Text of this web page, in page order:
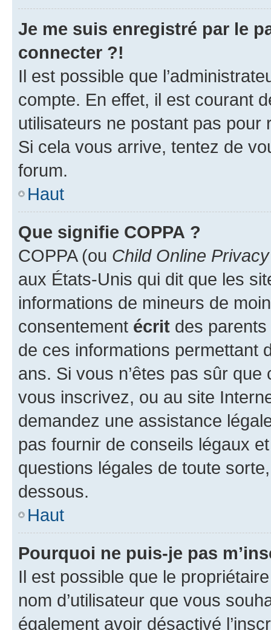
Je me suis enregistré par le
connecter ?!
Il est possible que
compte. En effet, il est courant
utilisateurs ne postant pas pour
Si cela vous arrive, tentez de
forum.
Haut
Que signifie COPPA ?
COPPA (ou Child Online
aux États-Unis qui dit que les
informations de mineurs de
consentement écrit des parents
de ces informations permettant
ans. Si vous n’êtes pas sûr
vous inscrivez, ou au site
demandez une assistance
pas fournir de conseils légaux
questions légales de toute
dessous.
Haut
Pourquoi ne puis-je pas
Il est possible que le
nom d’utilisateur que vous
également avoir désactivé